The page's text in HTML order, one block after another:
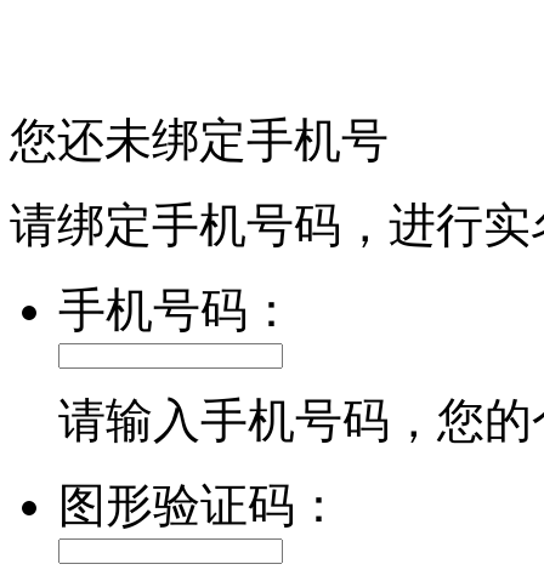
您还未绑定手机号
请绑定手机号码，进行
手机号码：
请输入手机号码，您
图形验证码：